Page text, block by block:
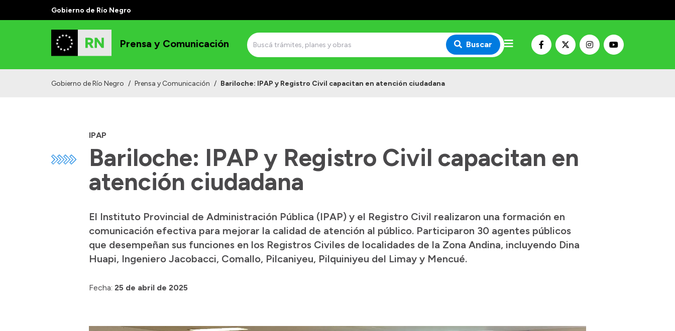
Gobierno de Río Negro
Prensa y Comunicación Buscar
Gobierno de Río Negro / Prensa y Comunicación / Bariloche: IPAP y Registro Civil capacitan en atención ciudadana
IPAP
Bariloche: IPAP y Registro Civil capacitan en
atención ciudadana
El Instituto Provincial de Administración Pública (IPAP) y el Registro Civil realizaron una formación en
comunicación efectiva para mejorar la calidad de atención al público. Participaron 30 agentes públicos
que desempeñan sus funciones en los Registros Civiles de localidades de la Zona Andina, incluyendo Dina
Huapi, Ingeniero Jacobacci, Comallo, Pilcaniyeu, Pilquiniyeu del Limay y Mencué.
Fecha: 25 de abril de 2025